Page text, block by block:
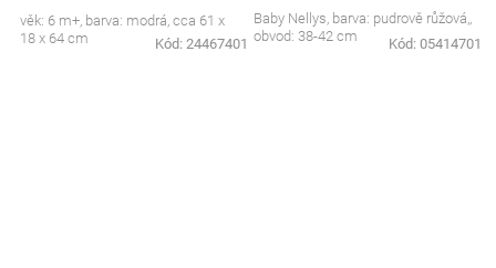
věk: 6 m+, barva: modrá, cca 61 x
18 x 64 cm
Kód: 24467401
Baby Nellys, barva: pudrově růžová,,
obvod: 38-42 cm
Kód: 05414701